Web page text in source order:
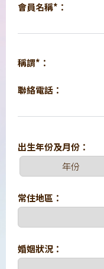
會員名稱*：
稱謂*：
聯絡電話：
出生年份及月份：
常住地區：
婚姻狀況：